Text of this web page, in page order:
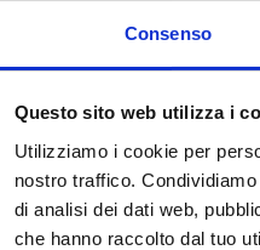
Consenso
Questo sito web utilizza i
Utilizziamo i cookie per
nostro traffico.
di analisi dei dati web,
che hanno raccolto dal tuo